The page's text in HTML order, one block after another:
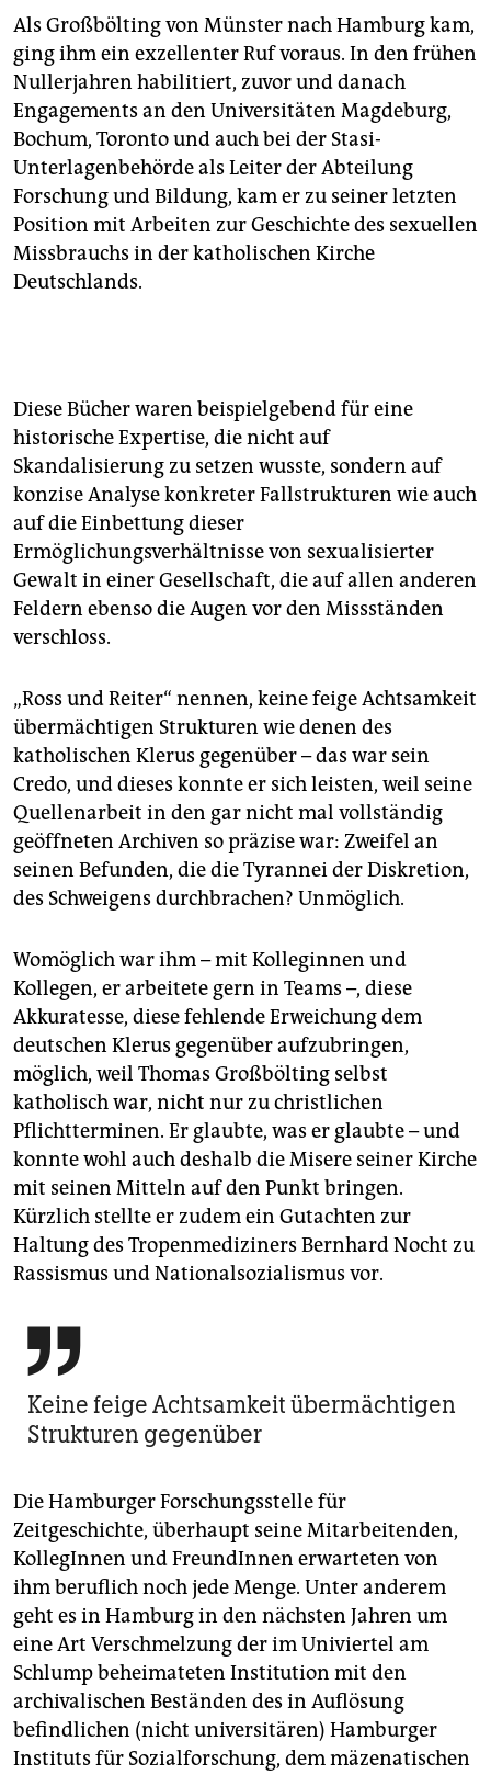
Als Großbölting von Münster nach Hamburg kam,
ging ihm ein exzellenter Ruf voraus. In den frühen
Nullerjahren habilitiert, zuvor und danach
Engagements an den Universitäten Magdeburg,
Bochum, Toronto und auch bei der Stasi-
Unterlagenbehörde als Leiter der Abteilung
Forschung und Bildung, kam er zu seiner letzten
Position mit Arbeiten zur Geschichte des sexuellen
Missbrauchs in der katholischen Kirche
Deutschlands.
Diese Bücher waren beispielgebend für eine
historische Expertise, die nicht auf
Skandalisierung zu setzen wusste, sondern auf
konzise Analyse konkreter Fallstrukturen wie auch
auf die Einbettung dieser
Ermöglichungsverhältnisse von sexualisierter
Gewalt in einer Gesellschaft, die auf allen anderen
Feldern ebenso die Augen vor den Missständen
verschloss.
„Ross und Reiter“ nennen, keine feige Achtsamkeit
übermächtigen Strukturen wie denen des
katholischen Klerus gegenüber – das war sein
Credo, und dieses konnte er sich leisten, weil seine
Quellenarbeit in den gar nicht mal vollständig
geöffneten Archiven so präzise war: Zweifel an
seinen Befunden, die die Tyrannei der Diskretion,
des Schweigens durchbrachen? Unmöglich.
Womöglich war ihm – mit Kolleginnen und
Kollegen, er arbeitete gern in Teams –, diese
Akkuratesse, diese fehlende Erweichung dem
deutschen Klerus gegenüber aufzubringen,
möglich, weil Thomas Großbölting selbst
katholisch war, nicht nur zu christlichen
Pflichtterminen. Er glaubte, was er glaubte – und
konnte wohl auch deshalb die Misere seiner Kirche
mit seinen Mitteln auf den Punkt bringen.
Kürzlich stellte er zudem ein Gutachten zur
Haltung des Tropenmediziners Bernhard Nocht zu
Rassismus und Nationalsozialismus vor.

Keine feige Achtsamkeit übermächtigen
Strukturen gegenüber
Die Hamburger Forschungsstelle für
Zeitgeschichte, überhaupt seine Mitarbeitenden,
KollegInnen und FreundInnen erwarteten von
ihm beruflich noch jede Menge. Unter anderem
geht es in Hamburg in den nächsten Jahren um
eine Art Verschmelzung der im Univiertel am
Schlump beheimateten Institution mit den
archivalischen Beständen des in Auflösung
befindlichen (nicht universitären) Hamburger
Instituts für Sozialforschung, dem mäzenatischen